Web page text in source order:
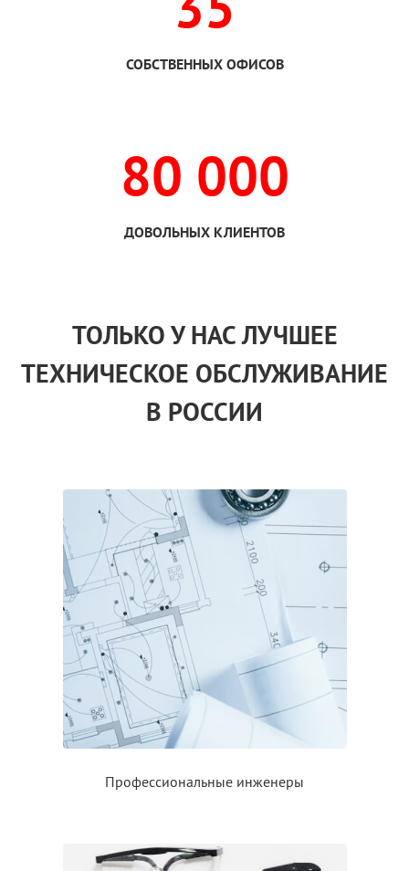
СОБСТВЕННЫХ ОФИСОВ
80 000
ДОВОЛЬНЫХ КЛИЕНТОВ
ТОЛЬКОУ НАСЛУЧШЕЕ
ТЕХНИЧЕСКОЕ ОБСЛУЖИВАНИЕ
В РОССИИ
Профессиональные инженеры